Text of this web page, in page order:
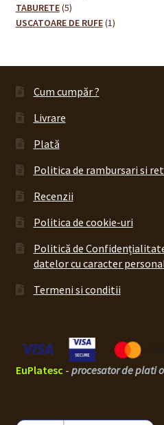
TABURETE 55
produse
USCATOARE DE RUFE 11
Cum cumpăr ?
Livrare
Plată
Politica de rambursari si
Recenzii
Politica de cookie-uri
Politică de
datelor cu caracter
Termeni si conditii
EuPlatesc - procesator de plati